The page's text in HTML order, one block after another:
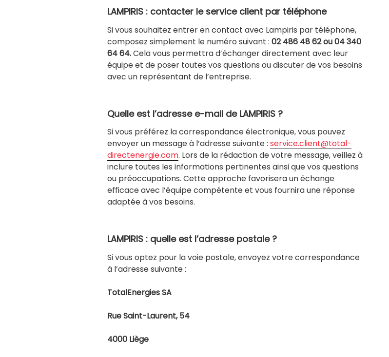
LAMPIRIS : contacter le service client par téléphone
Si vous souhaitez entrer en contact avec Lampiris par téléphone,
composez simplement le numéro suivant : 02 486 48 62 ou 04 340
64 64.Cela vous permettra d’échanger directement avec leur
équipe et de poser toutes vos questions ou discuter de vos besoins
avec un représentant de l’entreprise.
Quelle est l’adresse e-mail de LAMPIRIS ?
Si vous préférez la correspondance électronique, vous pouvez
envoyer un message à l’adresse suivante : service.client@total-
directenergie.com. Lors de la rédaction de votre message, veillez à
inclure toutes les informations pertinentes ainsi que vos questions
ou préoccupations. Cette approche favorisera un échange
efficace avec l’équipe compétente et vous fournira une réponse
adaptée à vos besoins.
LAMPIRIS : quelle est l’adresse postale ?
Si vous optez pour la voie postale, envoyez votre correspondance
à l’adresse suivante :
TotalEnergies SA
Rue Saint-Laurent, 54
4000 Liège